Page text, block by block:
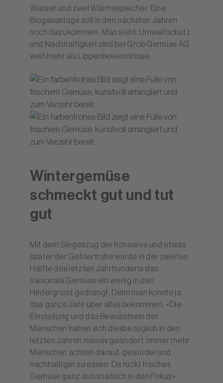
Wasser und zwei Wärmespeicher. Eine
Biogasanlage soll in den nächsten Jahren
noch dazukommen. Man sieht: Umweltschutz
und Nachhaltigkeit sind bei Grob Gemüse AG
weit mehr als Lippenbekenntnisse.
Wintergemüse
schmeckt gut und tut
gut
Mit dem Siegeszug der Konserve und etwas
später der Gefriertruhe wurde in der zweiten
Hälfte des letzten Jahrhunderts das
saisonale Gemüse ein wenig in den
Hintergrund gedrängt. Denn man konnte ja
das ganze Jahr über alles bekommen. «Die
Einstellung und das Bewusstsein der
Menschen haben sich diesbezüglich in den
letzten Jahren massiv geändert. Immer mehr
Menschen achten darauf, gesünder und
nachhaltiger zu essen. Da rückt frisches
Gemüse ganz automatisch in den Fokus»,